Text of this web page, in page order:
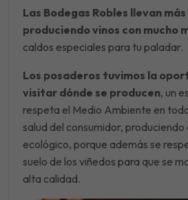
Las Bodegas Robles llevan
produciendo vinos con mucho
caldos especiales para tu paladar.
Los posaderos tuvimos la
visitar dónde se producen, un
respeta el Medio Ambiente en
salud del consumidor,
ecológico, porque además se
suelo de los viñedos para que se
alta calidad.